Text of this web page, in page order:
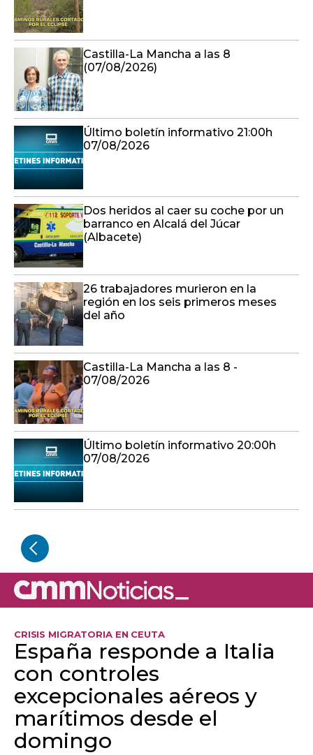
Castilla-La Mancha a las 8
(07/08/2026)
Último boletín informativo 21:00h
07/08/2026
Dos heridos al caer su coche por un
barranco en Alcalá del Júcar
(Albacete)
26 trabajadores murieron en la
región en los seis primeros meses
del año
Castilla-La Mancha a las 8 -
07/08/2026
Último boletín informativo 20:00h
07/08/2026
CRISIS MIGRATORIA EN CEUTA
España responde a Italia
con controles
excepcionales aéreos y
marítimos desde el
domingo